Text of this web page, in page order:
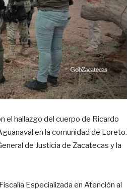
el hallazgo del cuerpo de Ricardo
en la comunidad de Loreto.
de Justicia de Zacatecas y la
Especializada en Atención al